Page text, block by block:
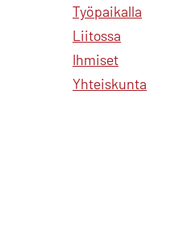
Työpaikalla
Liitossa
Ihmiset
Yhteiskunta